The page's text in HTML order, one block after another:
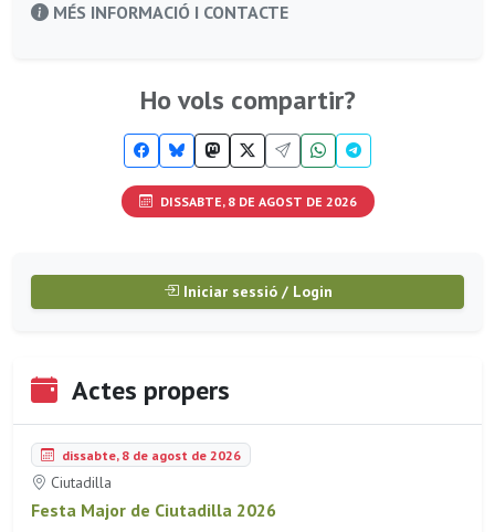
MÉS INFORMACIÓ I CONTACTE
Ho vols compartir?
DISSABTE, 8 DE AGOST DE 2026
Iniciar sessió / Login
Actes propers
dissabte, 8 de agost de 2026
Ciutadilla
Festa Major de Ciutadilla 2026